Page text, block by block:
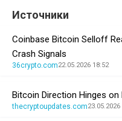
Источники
Coinbase Bitcoin Selloff
Crash Signals
36crypto.com22.05.2026 18:52
Bitcoin Direction Hinges
thecryptoupdates.com23.05.2026